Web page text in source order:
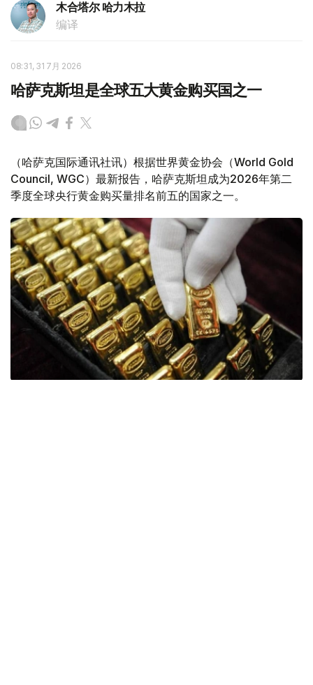
木合塔尔 哈力木拉
编译
08:31, 31 7月 2026
哈萨克斯坦是全球五大黄金购买国之一
（哈萨克国际通讯社讯）根据世界黄金协会（World Gold
Council, WGC）最新报告，哈萨克斯坦成为2026年第二
季度全球央行黄金购买量排名前五的国家之一。